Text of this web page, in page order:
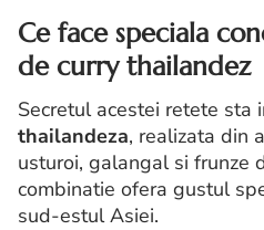
Ce face speciala
de curry thailandez
Secretul acestei retete sta
thailandeza, realizata din
usturoi, galangal si frunze
combinatie ofera gustul
sud-estul Asiei.